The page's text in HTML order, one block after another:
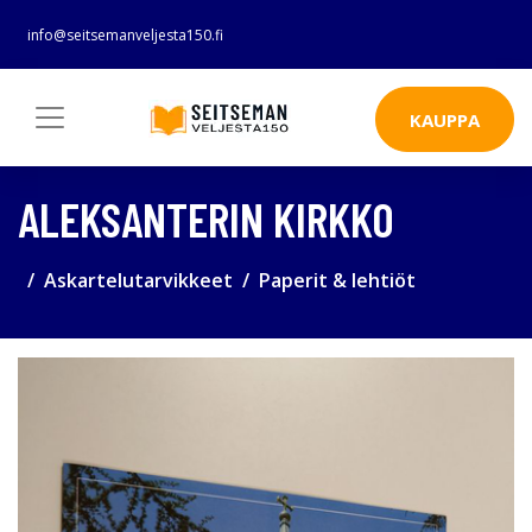
info@seitsemanveljesta150.fi
KAUPPA
ALEKSANTERIN KIRKKO
Askartelutarvikkeet Paperit & lehtiöt